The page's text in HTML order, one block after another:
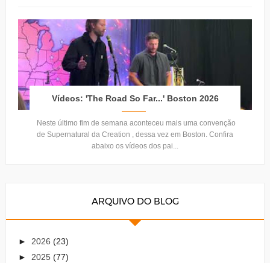
Vídeos: 'The Road So Far...' Boston 2026
Neste último fim de semana aconteceu mais uma convenção
de Supernatural da Creation , dessa vez em Boston. Confira
abaixo os vídeos dos pai...
ARQUIVO DO BLOG
► 2026 (23)
► 2025 (77)